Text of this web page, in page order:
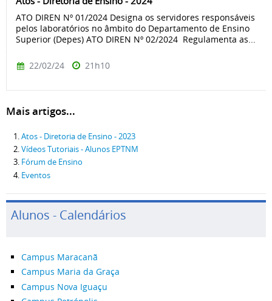
ATO DIREN Nº 01/2024 Designa os servidores responsáveis
pelos laboratórios no âmbito do Departamento de Ensino
Superior (Depes) ATO DIREN Nº 02/2024 Regulamenta as...
22/02/24 21h10
Mais artigos...
Atos - Diretoria de Ensino - 2023
Vídeos Tutoriais - Alunos EPTNM
Fórum de Ensino
Eventos
Alunos - Calendários
Campus Maracanã
Campus Maria da Graça
Campus Nova Iguaçu